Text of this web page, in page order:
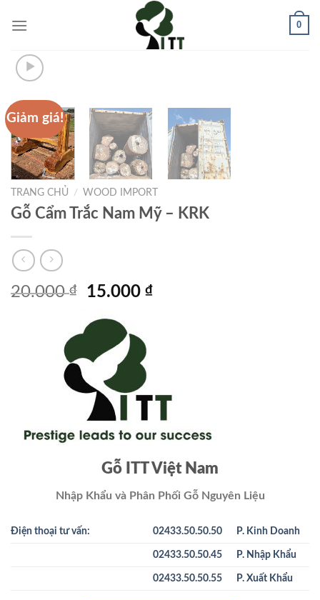
0
Giảm giá!
TRANG CHỦ / WOOD IMPORT
Gỗ Cẩm Trắc Nam Mỹ – KRK
20.000₫
Giá
là:
20.000 ₫.
15.000₫Giá
Gỗ ITT Việt Nam
Nhập Khẩu và Phân Phối Gỗ Nguyên Liệu
Điện thoại tư vấn: 02433.50.50.50 P. Kinh Doanh
02433.50.50.45 P. Nhập Khẩu
02433.50.50.55 P. Xuất Khẩu